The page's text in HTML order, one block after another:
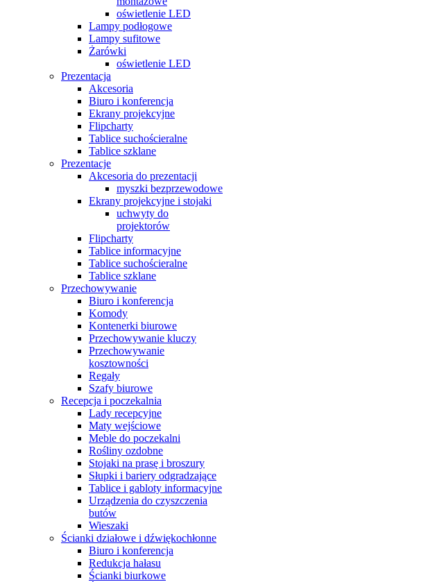
oświetlenie LED
Lampy podłogowe
Lampy sufitowe
Żarówki
oświetlenie LED
Prezentacja
Akcesoria
Biuro i konferencja
Ekrany projekcyjne
Flipcharty
Tablice suchościeralne
Tablice szklane
Prezentacje
Akcesoria do prezentacji
myszki bezprzewodowe
Ekrany projekcyjne i stojaki
uchwyty do
projektorów
Flipcharty
Tablice informacyjne
Tablice suchościeralne
Tablice szklane
Przechowywanie
Biuro i konferencja
Komody
Kontenerki biurowe
Przechowywanie kluczy
Przechowywanie
kosztowności
Regały
Szafy biurowe
Recepcja i poczekalnia
Lady recepcyjne
Maty wejściowe
Meble do poczekalni
Rośliny ozdobne
Stojaki na prasę i broszury
Słupki i bariery odgradzające
Tablice i gabloty informacyjne
Urządzenia do czyszczenia
butów
Wieszaki
Ścianki działowe i dźwiękochłonne
Biuro i konferencja
Redukcja hałasu
Ścianki biurkowe